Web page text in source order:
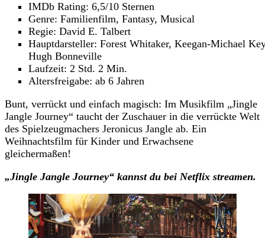
IMDb Rating: 6,5/10 Sternen
Genre: Familienfilm, Fantasy, Musical
Regie: David E. Talbert
Hauptdarsteller: Forest Whitaker, Keegan-Michael
Hugh Bonneville
Laufzeit: 2 Std. 2 Min.
Altersfreigabe: ab 6 Jahren
Bunt, verrückt und einfach magisch: Im Musikfilm „Jingle
Jangle Journey“ taucht der Zuschauer in die verrückte Welt
des Spielzeugmachers Jeronicus Jangle ab. Ein
Weihnachtsfilm für Kinder und Erwachsene
gleichermaßen!
„Jingle Jangle Journey“ kannst du bei Netflix streamen.